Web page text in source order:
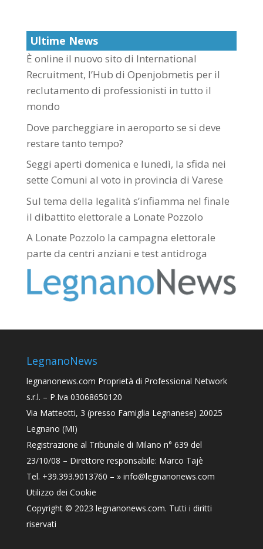
Ultime News
È online il nuovo sito di International
Recruitment, l’Hub di Openjobmetis per il
reclutamento di professionisti in tutto il
mondo
Dove parcheggiare in aeroporto se si deve
restare tanto tempo?
Seggi aperti domenica e lunedì, la sfida nei
sette Comuni al voto in provincia di Varese
Sul tema della legalità s’infiamma nel finale
il dibattito elettorale a Lonate Pozzolo
A Lonate Pozzolo la campagna elettorale
parte da centri anziani e test antidroga
LegnanoNews
legnanonews.com Proprietà di Professional Network
s.r.l. – P.Iva 03068650120
Via Matteotti, 3 (presso Famiglia Legnanese) 20025
Legnano (MI)
Registrazione al Tribunale di Milano n° 639 del
23/10/08 – Direttore responsabile: Marco Tajè
Tel. +39.393.9013760 – » info@legnanonews.com
Utilizzo dei Cookie
Copyright © 2023 legnanonews.com. Tutti i diritti
riservati